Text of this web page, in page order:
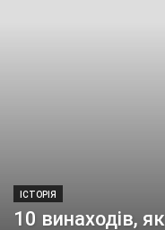
ІСТОРІЯ
10 винаходів,